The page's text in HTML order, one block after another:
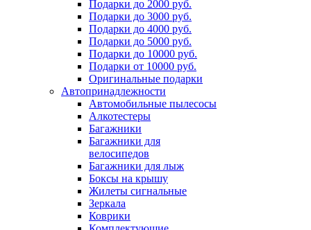
Подарки до 2000 руб.
Подарки до 3000 руб.
Подарки до 4000 руб.
Подарки до 5000 руб.
Подарки до 10000 руб.
Подарки от 10000 руб.
Оригинальные подарки
Автопринадлежности
Автомобильные пылесосы
Алкотестеры
Багажники
Багажники для
велосипедов
Багажники для лыж
Боксы на крышу
Жилеты сигнальные
Зеркала
Коврики